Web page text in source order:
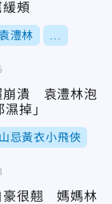
緩頰
澧林
崩潰 袁澧林泡
掉」
山忌黃衣小飛俠
豪很翹 媽媽林